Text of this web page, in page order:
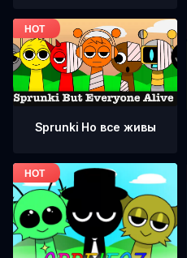
Sprunki Но все живы